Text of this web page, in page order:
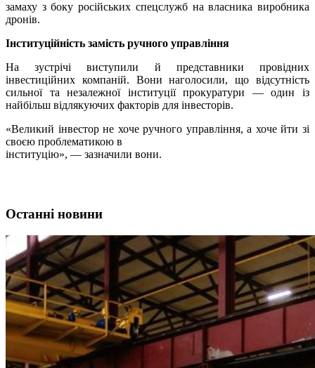
замаху з боку російських спецслужб на власника виробника
дронів.
Інституційність замість ручного управління
На зустрічі виступили й представники провідних
інвестиційних компаній. Вони наголосили, що відсутність
сильної та незалежної інституції прокуратури — один із
найбільш відлякуючих факторів для інвесторів.
«Великий інвестор не хоче ручного управління, а хоче йти зі
своєю проблематикою в
інституцію», — зазначили вони.
Останні новини